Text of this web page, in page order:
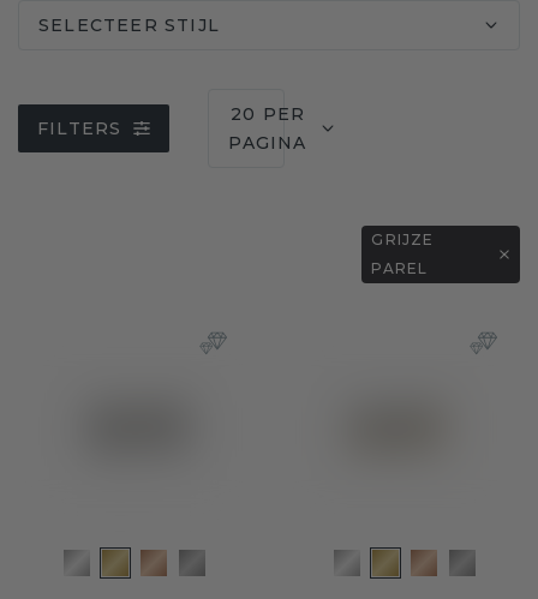
SELECTEER STIJL
FILTERS
20 PER
PAGINA
GRIJZE
PAREL